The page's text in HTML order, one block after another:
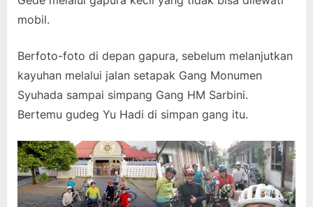
mobil.
Berfoto-foto di depan gapura, sebelum melanjutkan
kayuhan melalui jalan setapak Gang Monumen
Syuhada sampai simpang Gang HM Sarbini.
Bertemu gudeg Yu Hadi di simpan gang itu.